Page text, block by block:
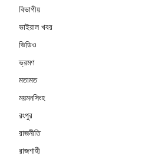
বিভাগীয়
ভাইরাল খবর
ভিডিও
ভ্রমণ
মতামত
ময়মনসিংহ
রংপুর
রাজনীতি
রাজশাহী